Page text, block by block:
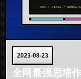
2023-08-23
全网最强思培